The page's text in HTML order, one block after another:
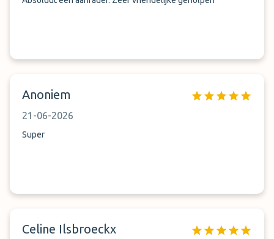
Anoniem
21-06-2026
Super
Celine Ilsbroeckx